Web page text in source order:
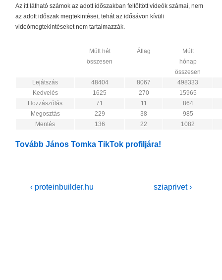
Az itt látható számok az adott időszakban feltöltött videók számai, nem
az adott időszak megtekintései, tehát az idősávon kívüli
videómegtekintéseket nem tartalmazzák.
Múlt hét
összesen
Átlag
Múlt
hónap
összesen
Lejátszás
48404 8067
498333
Kedvelés
1625 270
15965
Hozzászólás
71 11
864
Megosztás
229 38
985
Mentés
136 22 1082
Tovább János Tomka TikTok profiljára!
Bejegyzés
Previous
‹ proteinbuilder.hu
Next
sziaprivet ›